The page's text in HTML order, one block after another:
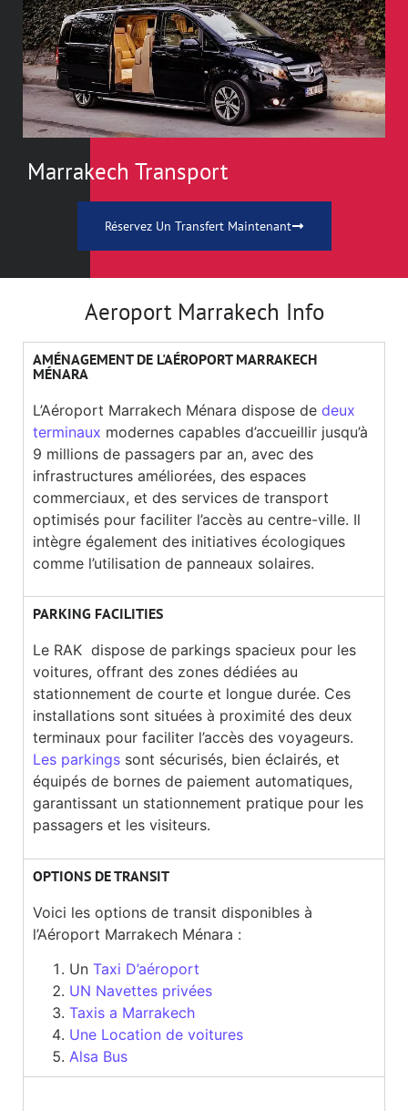
Marrakech Transport
Réservez Un Transfert Maintenant
Aeroport Marrakech Info
AMÉNAGEMENT DE L'AÉROPORT MARRAKECH
MÉNARA
L’Aéroport Marrakech Ménara dispose de deux
terminaux modernes capables d’accueillir jusqu’à
9 millions de passagers par an, avec des
infrastructures améliorées, des espaces
commerciaux, et des services de transport
optimisés pour faciliter l’accès au centre-ville. Il
intègre également des initiatives écologiques
comme l’utilisation de panneaux solaires.
PARKING FACILITIES
Le RAK dispose de parkings spacieux pour les
voitures, offrant des zones dédiées au
stationnement de courte et longue durée. Ces
installations sont situées à proximité des deux
terminaux pour faciliter l’accès des voyageurs.
Les parkings sont sécurisés, bien éclairés, et
équipés de bornes de paiement automatiques,
garantissant un stationnement pratique pour les
passagers et les visiteurs.
OPTIONS DE TRANSIT
Voici les options de transit disponibles à
l’Aéroport Marrakech Ménara :
Un Taxi D’aéroport
UN Navettes privées
Taxis a Marrakech
Une Location de voitures
Alsa Bus